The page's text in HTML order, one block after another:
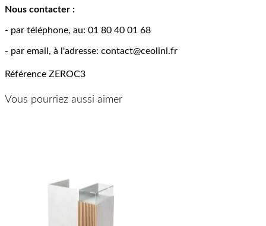
Nous contacter :
- par téléphone, au: 01 80 40 01 68
- par email, à l'adresse: contact@ceolini.fr
Référence ZEROC3
Vous pourriez aussi aimer